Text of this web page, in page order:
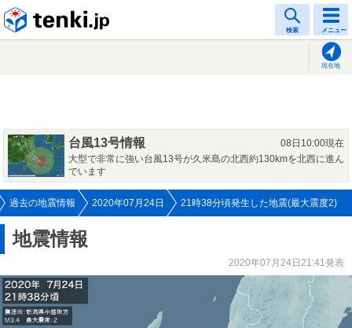
検索 メニュー
現在地
台風13号情報
08日10:00現在
大型で非常に強い台風13号が久米島の北西約130kmを北西に進ん
でいます
過去の地震情報 2020年07月24日 21時38分頃発生した地震(最大震度2)
地震情報
2020年07月24日21:41発表